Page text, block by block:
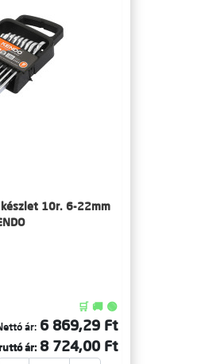
10r. 6-22mm
🛒 🚚 🟢
ár: 6 869,29 Ft
ár: 8 724,00 Ft